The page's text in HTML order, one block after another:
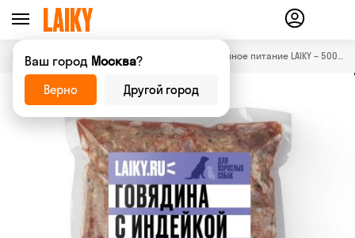
Главная страница Магазин Замороженное питание LAIKY – 500 г.
Ваш город Москва?
Верно Другой город